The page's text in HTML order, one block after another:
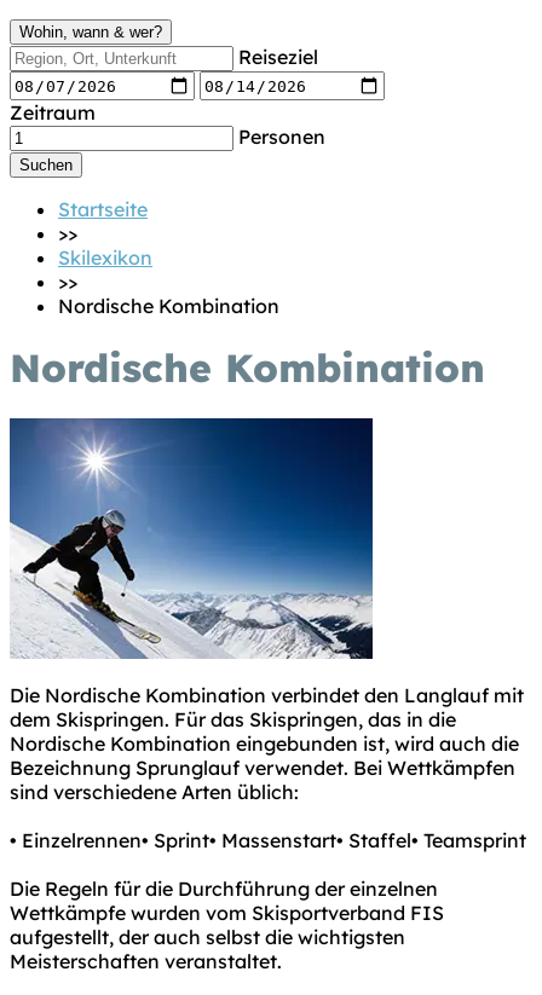
Wohin, wann & wer?
Reiseziel
Zeitraum
Personen
Startseite
>>
Skilexikon
>>
Nordische Kombination
Nordische Kombination
Die Nordische Kombination verbindet den Langlauf mit
dem Skispringen. Für das Skispringen, das in die
Nordische Kombination eingebunden ist, wird auch die
Bezeichnung Sprunglauf verwendet. Bei Wettkämpfen
sind verschiedene Arten üblich:
• Einzelrennen• Sprint• Massenstart• Staffel• Teamsprint
Die Regeln für die Durchführung der einzelnen
Wettkämpfe wurden vom Skisportverband FIS
aufgestellt, der auch selbst die wichtigsten
Meisterschaften veranstaltet.